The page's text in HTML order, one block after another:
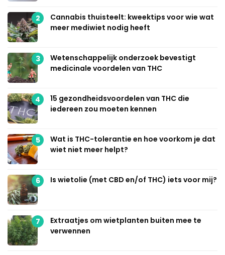
2
Cannabis thuisteelt: kweektips voor wie wat
meer mediwiet nodig heeft
3
Wetenschappelijk onderzoek bevestigt
medicinale voordelen van THC
4
15 gezondheidsvoordelen van THC die
iedereen zou moeten kennen
5
Wat is THC-tolerantie en hoe voorkom je dat
wiet niet meer helpt?
6 Is wietolie (met CBD en/of THC) iets voor mij?
7
Extraatjes om wietplanten buiten mee te
verwennen